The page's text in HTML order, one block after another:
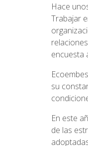
Hace
Trabajar
encuesta
su
En este
de las